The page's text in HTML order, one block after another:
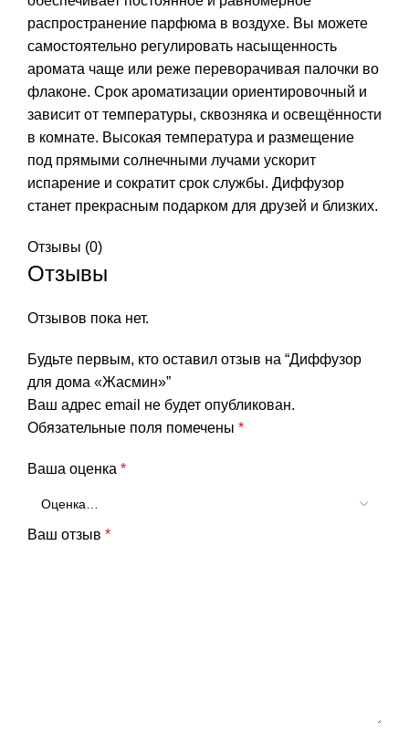
распространение парфюма в воздухе. Вы можете
самостоятельно регулировать насыщенность
аромата чаще или реже переворачивая палочки во
флаконе. Срок ароматизации ориентировочный и
зависит от температуры, сквозняка и освещённости
в комнате. Высокая температура и размещение
под прямыми солнечными лучами ускорит
испарение и сократит срок службы. Диффузор
станет прекрасным подарком для друзей и близких.
Отзывы (0)
Отзывы
Отзывов пока нет.
Будьте первым, кто оставил отзыв на “Диффузор
для дома «Жасмин»”
Ваш адрес email не будет опубликован.
Обязательные поля помечены *
Ваша оценка *
Ваш отзыв *